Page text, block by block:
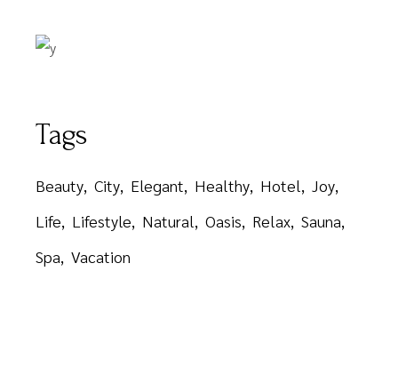
Tags
Beauty City Elegant Healthy Hotel
Joy
Life
Lifestyle Natural Oasis Relax Sauna
Spa Vacation